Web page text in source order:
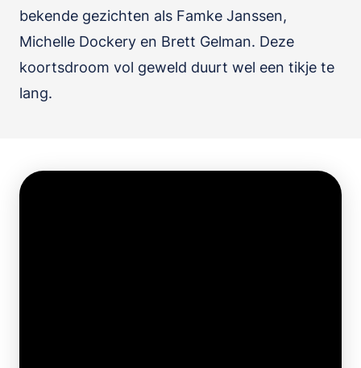
bekende gezichten als Famke Janssen,
Michelle Dockery en Brett Gelman. Deze
koortsdroom vol geweld duurt wel een tikje te
lang.